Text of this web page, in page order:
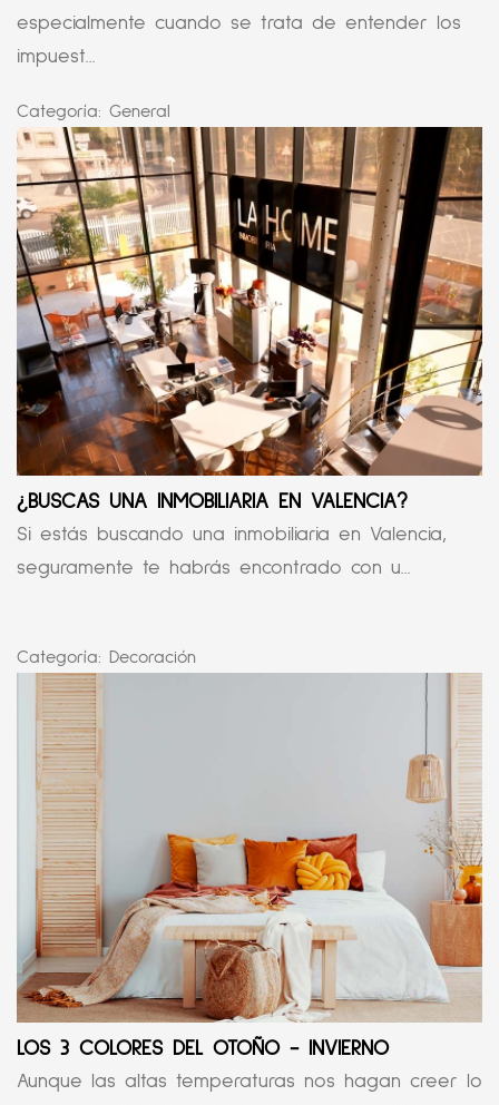
especialmente cuando se trata de entender los
impuest...
Categoría: General
¿BUSCAS UNA INMOBILIARIA EN VALENCIA?
Si estás buscando una inmobiliaria en Valencia,
seguramente te habrás encontrado con u...
Categoría: Decoración
LOS 3 COLORES DEL OTOÑO - INVIERNO
Aunque las altas temperaturas nos hagan creer lo